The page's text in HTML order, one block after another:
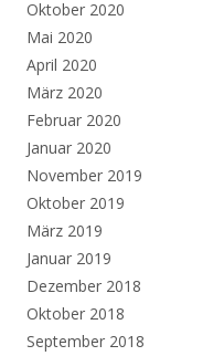
Oktober 2020
Mai 2020
April 2020
März 2020
Februar 2020
Januar 2020
November 2019
Oktober 2019
März 2019
Januar 2019
Dezember 2018
Oktober 2018
September 2018